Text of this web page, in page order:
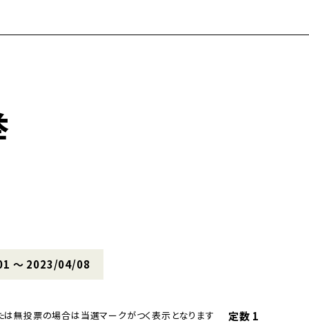
〜 2023/04/08
無投票の場合は当選マークがつく表示となります 定数 1